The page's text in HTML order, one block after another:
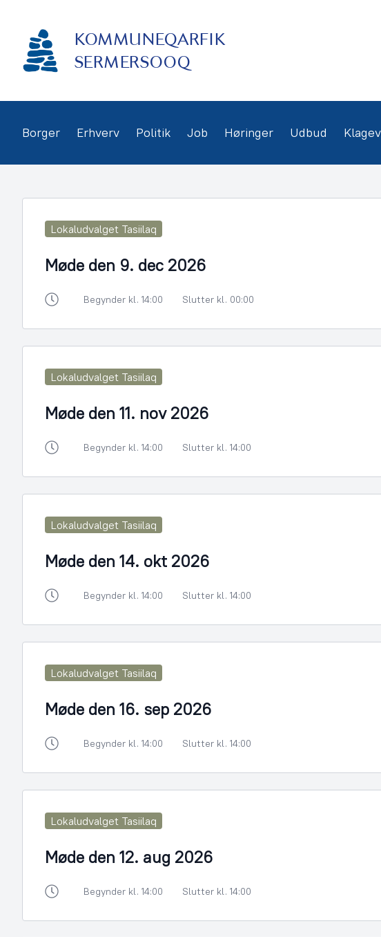
indhold
KOMMUNEQARFIK
SERMERSOOQ
Borger Erhverv Politik Job Høringer Udbud
Lokaludvalget Tasiilaq
Møde den 9. dec 2026
Begynder kl. 14:00 Slutter kl. 00:00
Lokaludvalget Tasiilaq
Møde den 11. nov 2026
Begynder kl. 14:00 Slutter kl. 14:00
Lokaludvalget Tasiilaq
Møde den 14. okt 2026
Begynder kl. 14:00 Slutter kl. 14:00
Lokaludvalget Tasiilaq
Møde den 16. sep 2026
Begynder kl. 14:00 Slutter kl. 14:00
Lokaludvalget Tasiilaq
Møde den 12. aug 2026
Begynder kl. 14:00 Slutter kl. 14:00